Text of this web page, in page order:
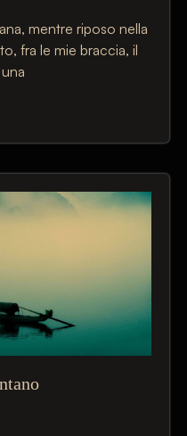
mentre riposo nella
fra le mie braccia, il